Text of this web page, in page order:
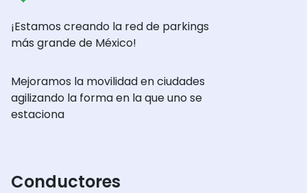
¡Estamos creando la red de parkings
más grande de México!
Mejoramos la movilidad en ciudades
agilizando la forma en la que uno se
estaciona
Conductores